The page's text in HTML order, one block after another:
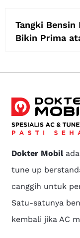
Tangki Bensin
Bikin Prima
Dokter Mobil
tune up
canggih untuk
Satu-satunya
kembali jika AC